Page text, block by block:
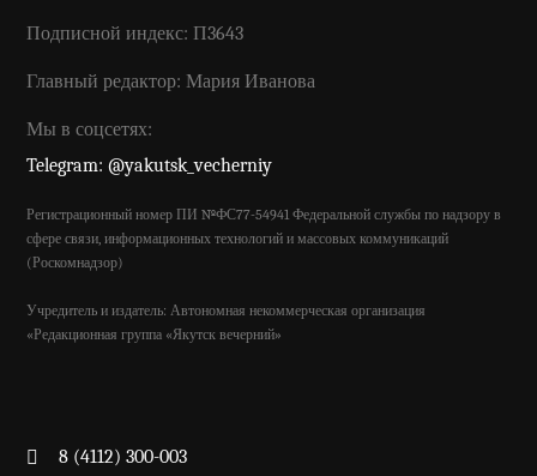
Подписной индекс: П3643
Главный редактор: Мария Иванова
Мы в соцсетях:
Telegram: @yakutsk_vecherniy
Регистрационный номер ПИ №ФС77-54941 Федеральной службы по надзору в
сфере связи, информационных технологий и массовых коммуникаций
(Роскомнадзор)
Учредитель и издатель: Автономная некоммерческая организация
«Редакционная группа «Якутск вечерний»
8 (4112) 300-003